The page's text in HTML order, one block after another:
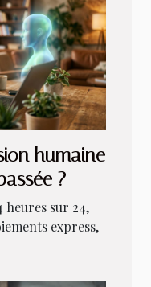
humaine
?
heures sur 24,
express,